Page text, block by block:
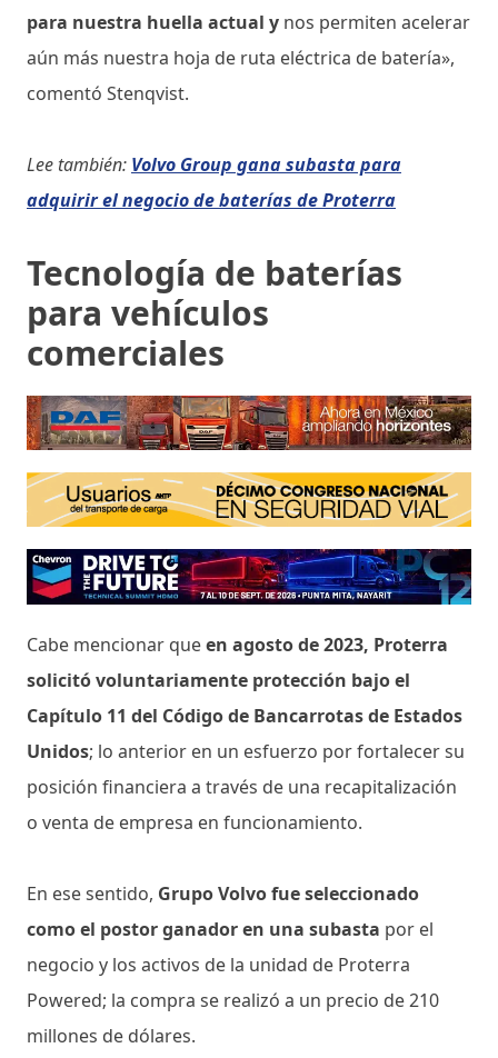
para nuestra huella actual y nos permiten acelerar
aún más nuestra hoja de ruta eléctrica de batería»,
comentó Stenqvist.
Lee también: Volvo Group gana subasta para
adquirir el negocio de baterías de Proterra
Tecnología de baterías
para vehículos
comerciales
Cabe mencionar queen agosto de 2023, Proterra
solicitó voluntariamente protección bajo el
Capítulo 11 del Código de Bancarrotas de Estados
Unidos; lo anterior en un esfuerzo por fortalecer su
posición financiera a través de una recapitalización
o venta de empresa en funcionamiento.
En ese sentido, Grupo Volvo fue seleccionado
como el postor ganador en una subasta por el
negocio y los activos de la unidad de Proterra
Powered; la compra se realizó a un precio de 210
millones de dólares.